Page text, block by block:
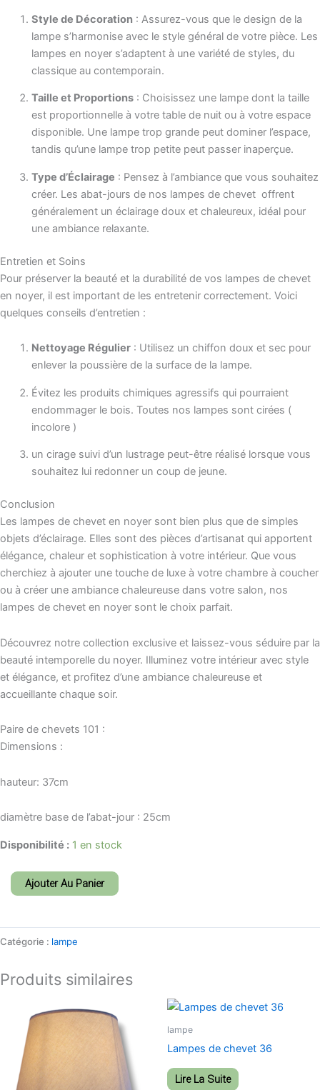
Style de Décoration: Assurez-vous que le design de la
lampe s’harmonise avec le style général de votre pièce. Les
lampes en noyer s’adaptent à une variété de styles, du
classique au contemporain.
Taille et Proportions: Choisissez une lampe dont la taille
est proportionnelle à votre table de nuit ou à votre espace
disponible. Une lampe trop grande peut dominer l’espace,
tandis qu’une lampe trop petite peut passer inaperçue.
Type d’Éclairage : Pensez à l’ambiance que vous souhaitez
créer. Les abat-jours de nos lampes de chevet offrent
généralement un éclairage doux et chaleureux, idéal pour
une ambiance relaxante.
Entretien et Soins
Pour préserver la beauté et la durabilité de vos lampes de chevet
en noyer, il est important de les entretenir correctement. Voici
quelques conseils d’entretien :
Nettoyage Régulier: Utilisez un chiffon doux et sec pour
enlever la poussière de la surface de la lampe.
Évitez les produits chimiques agressifs qui pourraient
endommager le bois. Toutes nos lampes sont cirées (
incolore )
un cirage suivi d’un lustrage peut-être réalisé lorsque vous
souhaitez lui redonner un coup de jeune.
Conclusion
Les lampes de chevet en noyer sont bien plus que de simples
objets d’éclairage. Elles sont des pièces d’artisanat qui apportent
élégance, chaleur et sophistication à votre intérieur. Que vous
cherchiez à ajouter une touche de luxe à votre chambre à coucher
ou à créer une ambiance chaleureuse dans votre salon, nos
lampes de chevet en noyer sont le choix parfait.
Découvrez notre collection exclusive et laissez-vous séduire par la
beauté intemporelle du noyer. Illuminez votre intérieur avec style
et élégance, et profitez d’une ambiance chaleureuse et
accueillante chaque soir.
Paire de chevets 101 :
Dimensions :
hauteur: 37cm
diamètre base de l’abat-jour : 25cm
Disponibilité : 1 en stock
Ajouter Au Panier
Catégorie : lampe
Produits similaires
lampe
Lampes de chevet 36
Lire La Suite